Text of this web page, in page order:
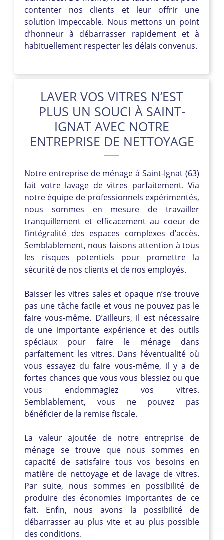
contenter nos clients et leur offrir une
solution impeccable. Nous mettons un point
d’honneur à débarrasser rapidement et à
habituellement respecter les délais convenus.
LAVER VOS VITRES N’EST
PLUS UN SOUCI À SAINT-
IGNAT AVEC NOTRE
ENTREPRISE DE NETTOYAGE
Notre entreprise de ménage à Saint-Ignat (63)
fait votre lavage de vitres parfaitement. Via
notre équipe de professionnels expérimentés,
nous sommes en mesure de travailler
tranquillement et efficacement au coeur de
l’intégralité des espaces complexes d’accès.
Semblablement, nous faisons attention à tous
les risques potentiels pour promettre la
sécurité de nos clients et de nos employés.
Baisser les vitres sales et opaque n’se trouve
pas une tâche facile et vous ne pouvez pas le
faire vous-même. D’ailleurs, il est nécessaire
de une importante expérience et des outils
spéciaux pour faire le ménage dans
parfaitement les vitres. Dans l’éventualité où
vous essayez du faire vous-même, il y a de
fortes chances que vous vous blessiez ou que
vous endommagiez vos vitres.
Semblablement, vous ne pouvez pas
bénéficier de la remise fiscale.
La valeur ajoutée de notre entreprise de
ménage se trouve que nous sommes en
capacité de satisfaire tous vos besoins en
matière de nettoyage et de lavage de vitres.
Par suite, nous sommes en possibilité de
produire des économies importantes de ce
fait. Enfin, nous avons la possibilité de
débarrasser au plus vite et au plus possible
des conditions.